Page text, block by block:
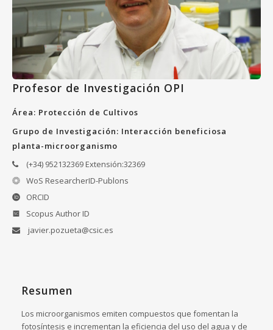
Profesor de Investigación OPI
Área: Protección de Cultivos
Grupo de Investigación: Interacción beneficiosa
planta-microorganismo
(+34) 952132369 Extensión:32369
WoS ResearcherID-Publons
ORCID
Scopus Author ID
javier.pozueta@csic.es
Resumen
Los microorganismos emiten compuestos que fomentan la
fotosíntesis e incrementan la eficiencia del uso del agua y de